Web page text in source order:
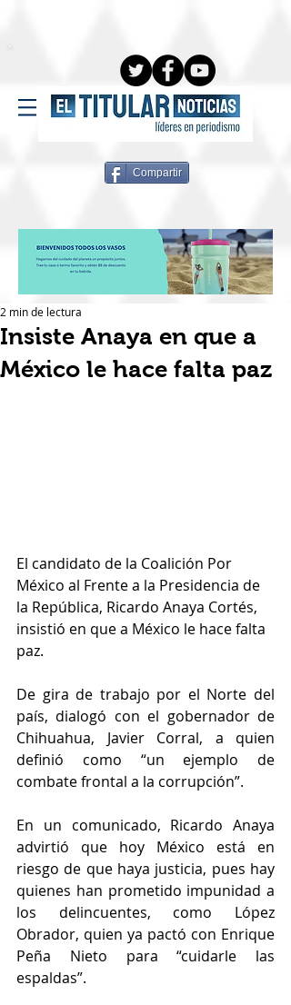
Compartir
Insiste Anaya en que a
México le hace falta paz
2 min de lectura
El candidato de la Coalición Por
México al Frente a la Presidencia de
la República, Ricardo Anaya Cortés,
insistió en que a México le hace falta
paz.
De gira de trabajo por el Norte del
país, dialogó con el gobernador de
Chihuahua, Javier Corral, a quien
definió como “un ejemplo de
combate frontal a la corrupción”.
En un comunicado, Ricardo Anaya
advirtió que hoy México está en
riesgo de que haya justicia, pues hay
quienes han prometido impunidad a
los delincuentes, como López
Obrador, quien ya pactó con Enrique
Peña Nieto para “cuidarle las
espaldas”.